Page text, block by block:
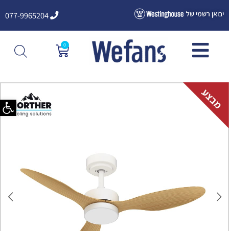
פתח
לתוכן
יבואן רשמי של 077-9965204
0
עגלת